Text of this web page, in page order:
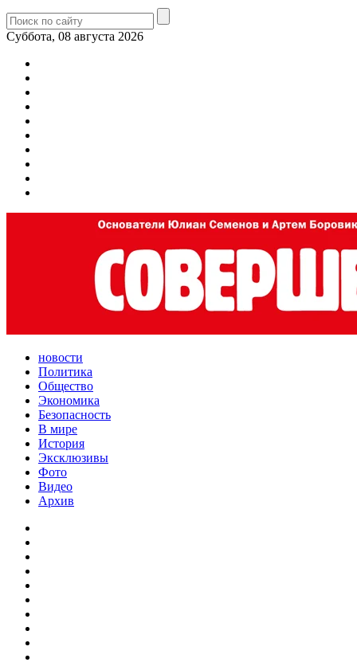
Суббота, 08 августа 2026
новости
Политика
Общество
Экономика
Безопасность
В мире
История
Эксклюзивы
Фото
Видео
Архив